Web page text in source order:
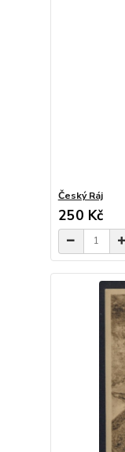
Český Ráj
250 Kč